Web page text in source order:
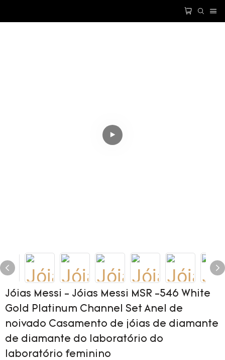
Jóias Messi - Jóias Messi MSR -546 White
Gold Platinum Channel Set Anel de
noivado Casamento de jóias de diamante
de diamante do laboratório do
laboratório feminino